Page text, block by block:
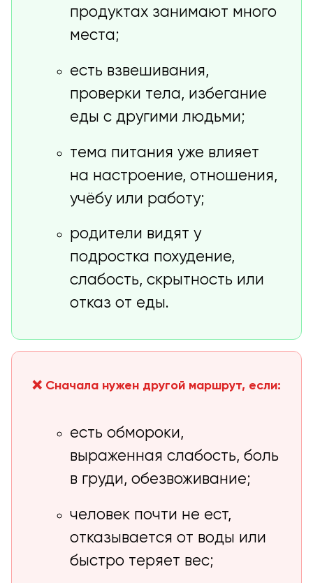
продуктах занимают много
места;
есть взвешивания,
проверки тела, избегание
еды с другими людьми;
тема питания уже влияет
на настроение, отношения,
учёбу или работу;
родители видят у
подростка похудение,
слабость, скрытность или
отказ от еды.
❌ Сначала нужен другой маршрут, если:
есть обмороки,
выраженная слабость, боль
в груди, обезвоживание;
человек почти не ест,
отказывается от воды или
быстро теряет вес;